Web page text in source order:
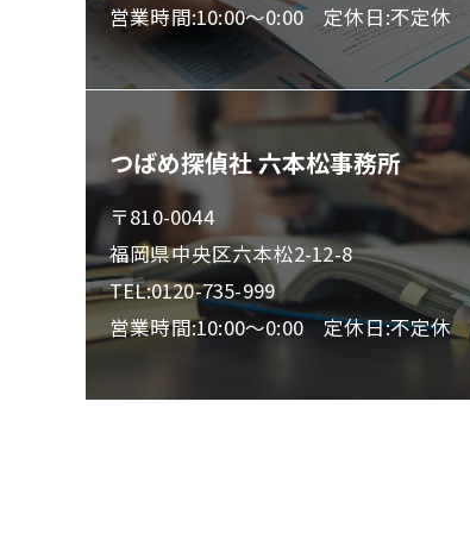
営業時間:10:00～0:00 定休日:不定休
つばめ探偵社 六本松事務所
〒810-0044
福岡県中央区六本松2-12-8
TEL:0120-735-999
営業時間:10:00～0:00 定休日:不定休